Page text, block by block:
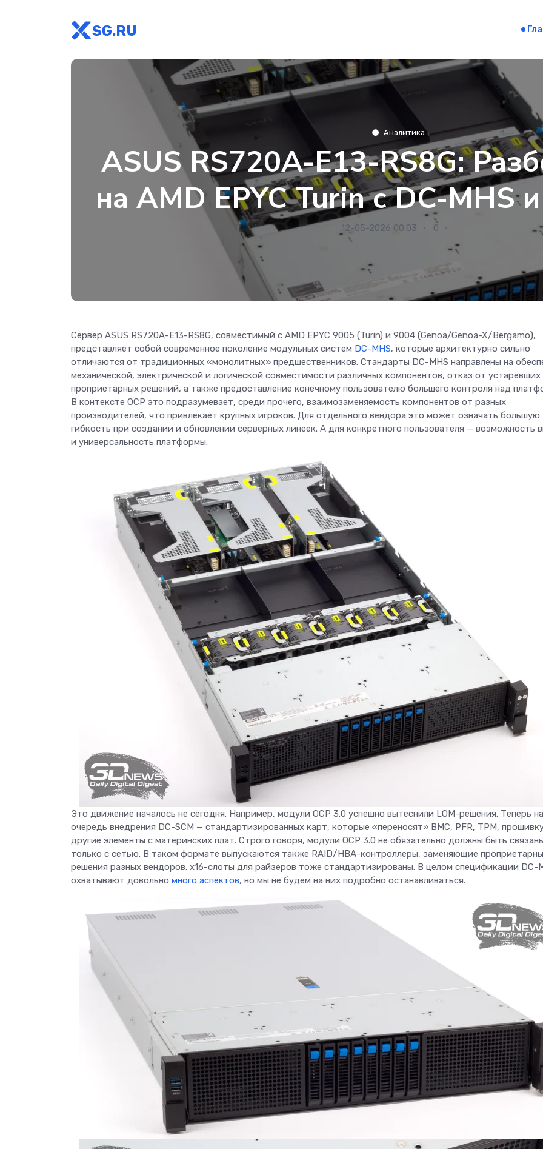
SG.RU
Аналитика
ASUS RS720A-E13-RS8G:
на AMD EPYC Turin с DC-MHS
12-05-2026 00:03 0
Сервер ASUS RS720A-E13-RS8G, совместимый с AMD EPYC 9005 (Turin) и 9004 (Genoa/Genoa-X/Bergamo),
представляет собой современное поколение модульных систем DC-MHS, которые архитектурно сильно
отличаются от традиционных «монолитных» предшественников. Стандарты DC-MHS направлены на
механической, электрической и логической совместимости различных компонентов, отказ от устаревших
проприетарных решений, а также предоставление конечному пользователю большего контроля над
В контексте OCP это подразумевает, среди прочего, взаимозаменяемость компонентов от разных
производителей, что привлекает крупных игроков. Для отдельного вендора это может означать большую
гибкость при создании и обновлении серверных линеек. А для конкретного пользователя — возможность
и универсальность платформы.
Это движение началось не сегодня. Например, модули OCP 3.0 успешно вытеснили LOM-решения. Теперь
очередь внедрения DC-SCM — стандартизированных карт, которые «переносят» BMC, PFR, TPM,
другие элементы с материнских плат. Строго говоря, модули OCP 3.0 не обязательно должны быть
только с сетью. В таком формате выпускаются также RAID/HBA-контроллеры, заменяющие
решения разных вендоров. x16-слоты для райзеров тоже стандартизированы. В целом спецификации DC-
охватывают довольно много аспектов, но мы не будем на них подробно останавливаться.